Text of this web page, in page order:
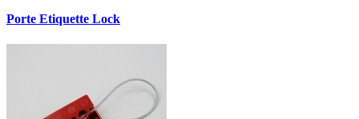
Porte Etiquette Lock